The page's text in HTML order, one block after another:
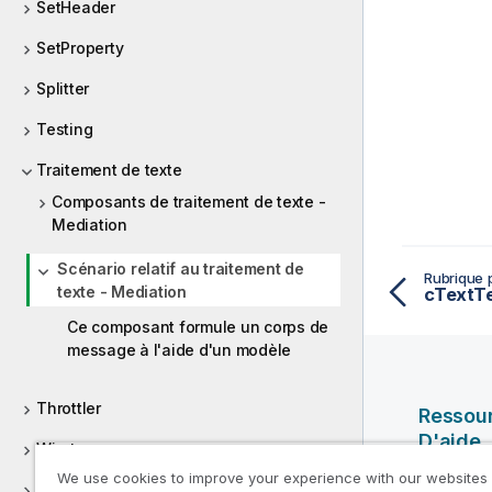
SetHeader
SetProperty
Splitter
Testing
Traitement de texte
Composants de traitement de texte -
Mediation
Scénario relatif au traitement de
texte - Mediation
Ce composant formule un corps de
message à l'aide d'un modèle
Throttler
Wiretap
Rubrique
D'aide
Vidéos
We use cookies to improve your experience with our websites